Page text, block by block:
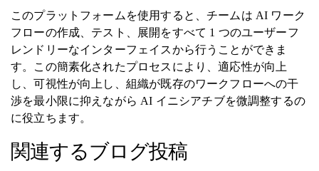
このプラットフォームを使用すると、チームは AI ワーク
フローの作成、テスト、展開をすべて 1 つのユーザーフ
レンドリーなインターフェイスから行うことができま
す。この簡素化されたプロセスにより、適応性が向上
し、可視性が向上し、組織が既存のワークフローへの干
渉を最小限に抑えながら AI イニシアチブを微調整するの
に役立ちます。
関連するブログ投稿